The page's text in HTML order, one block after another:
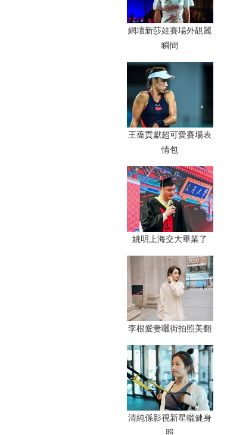
網壇新莎娃賽場外靚麗
瞬間
王薔貢獻超可愛賽場表
情包
姚明上海交大畢業了
李根愛妻曬街拍照美翻
清純係影視新星曬健身
照